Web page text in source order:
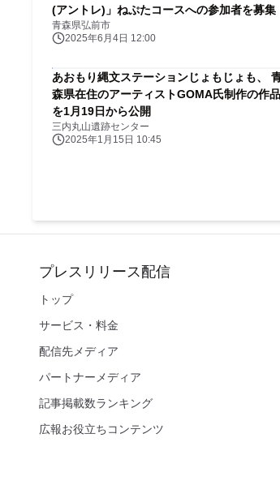
(アントレ)」ねぷたコースへの参加者を募集
青森県弘前市
2025年6月4日 12:00
あおもり縄文ステーションじょもじょも、
森県在住のアーティストGOMA氏制作の作品
を1月19日から公開
三内丸山遺跡センター
2025年1月15日 10:45
プレスリリース配信
トップ
サービス・料金
配信先メディア
パートナーメディア
記事掲載数ランキング
広報お役立ちコンテンツ